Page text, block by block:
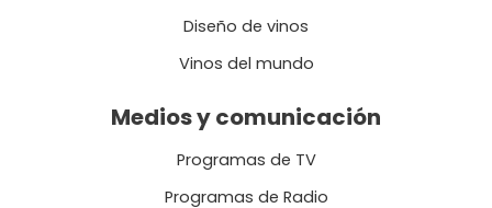
Diseño de vinos
Vinos del mundo
Medios y comunicación
Programas de TV
Programas de Radio